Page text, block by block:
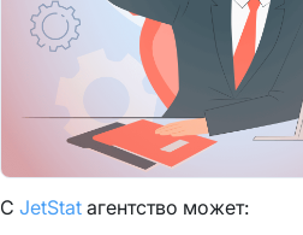
С JetStat агентство может: